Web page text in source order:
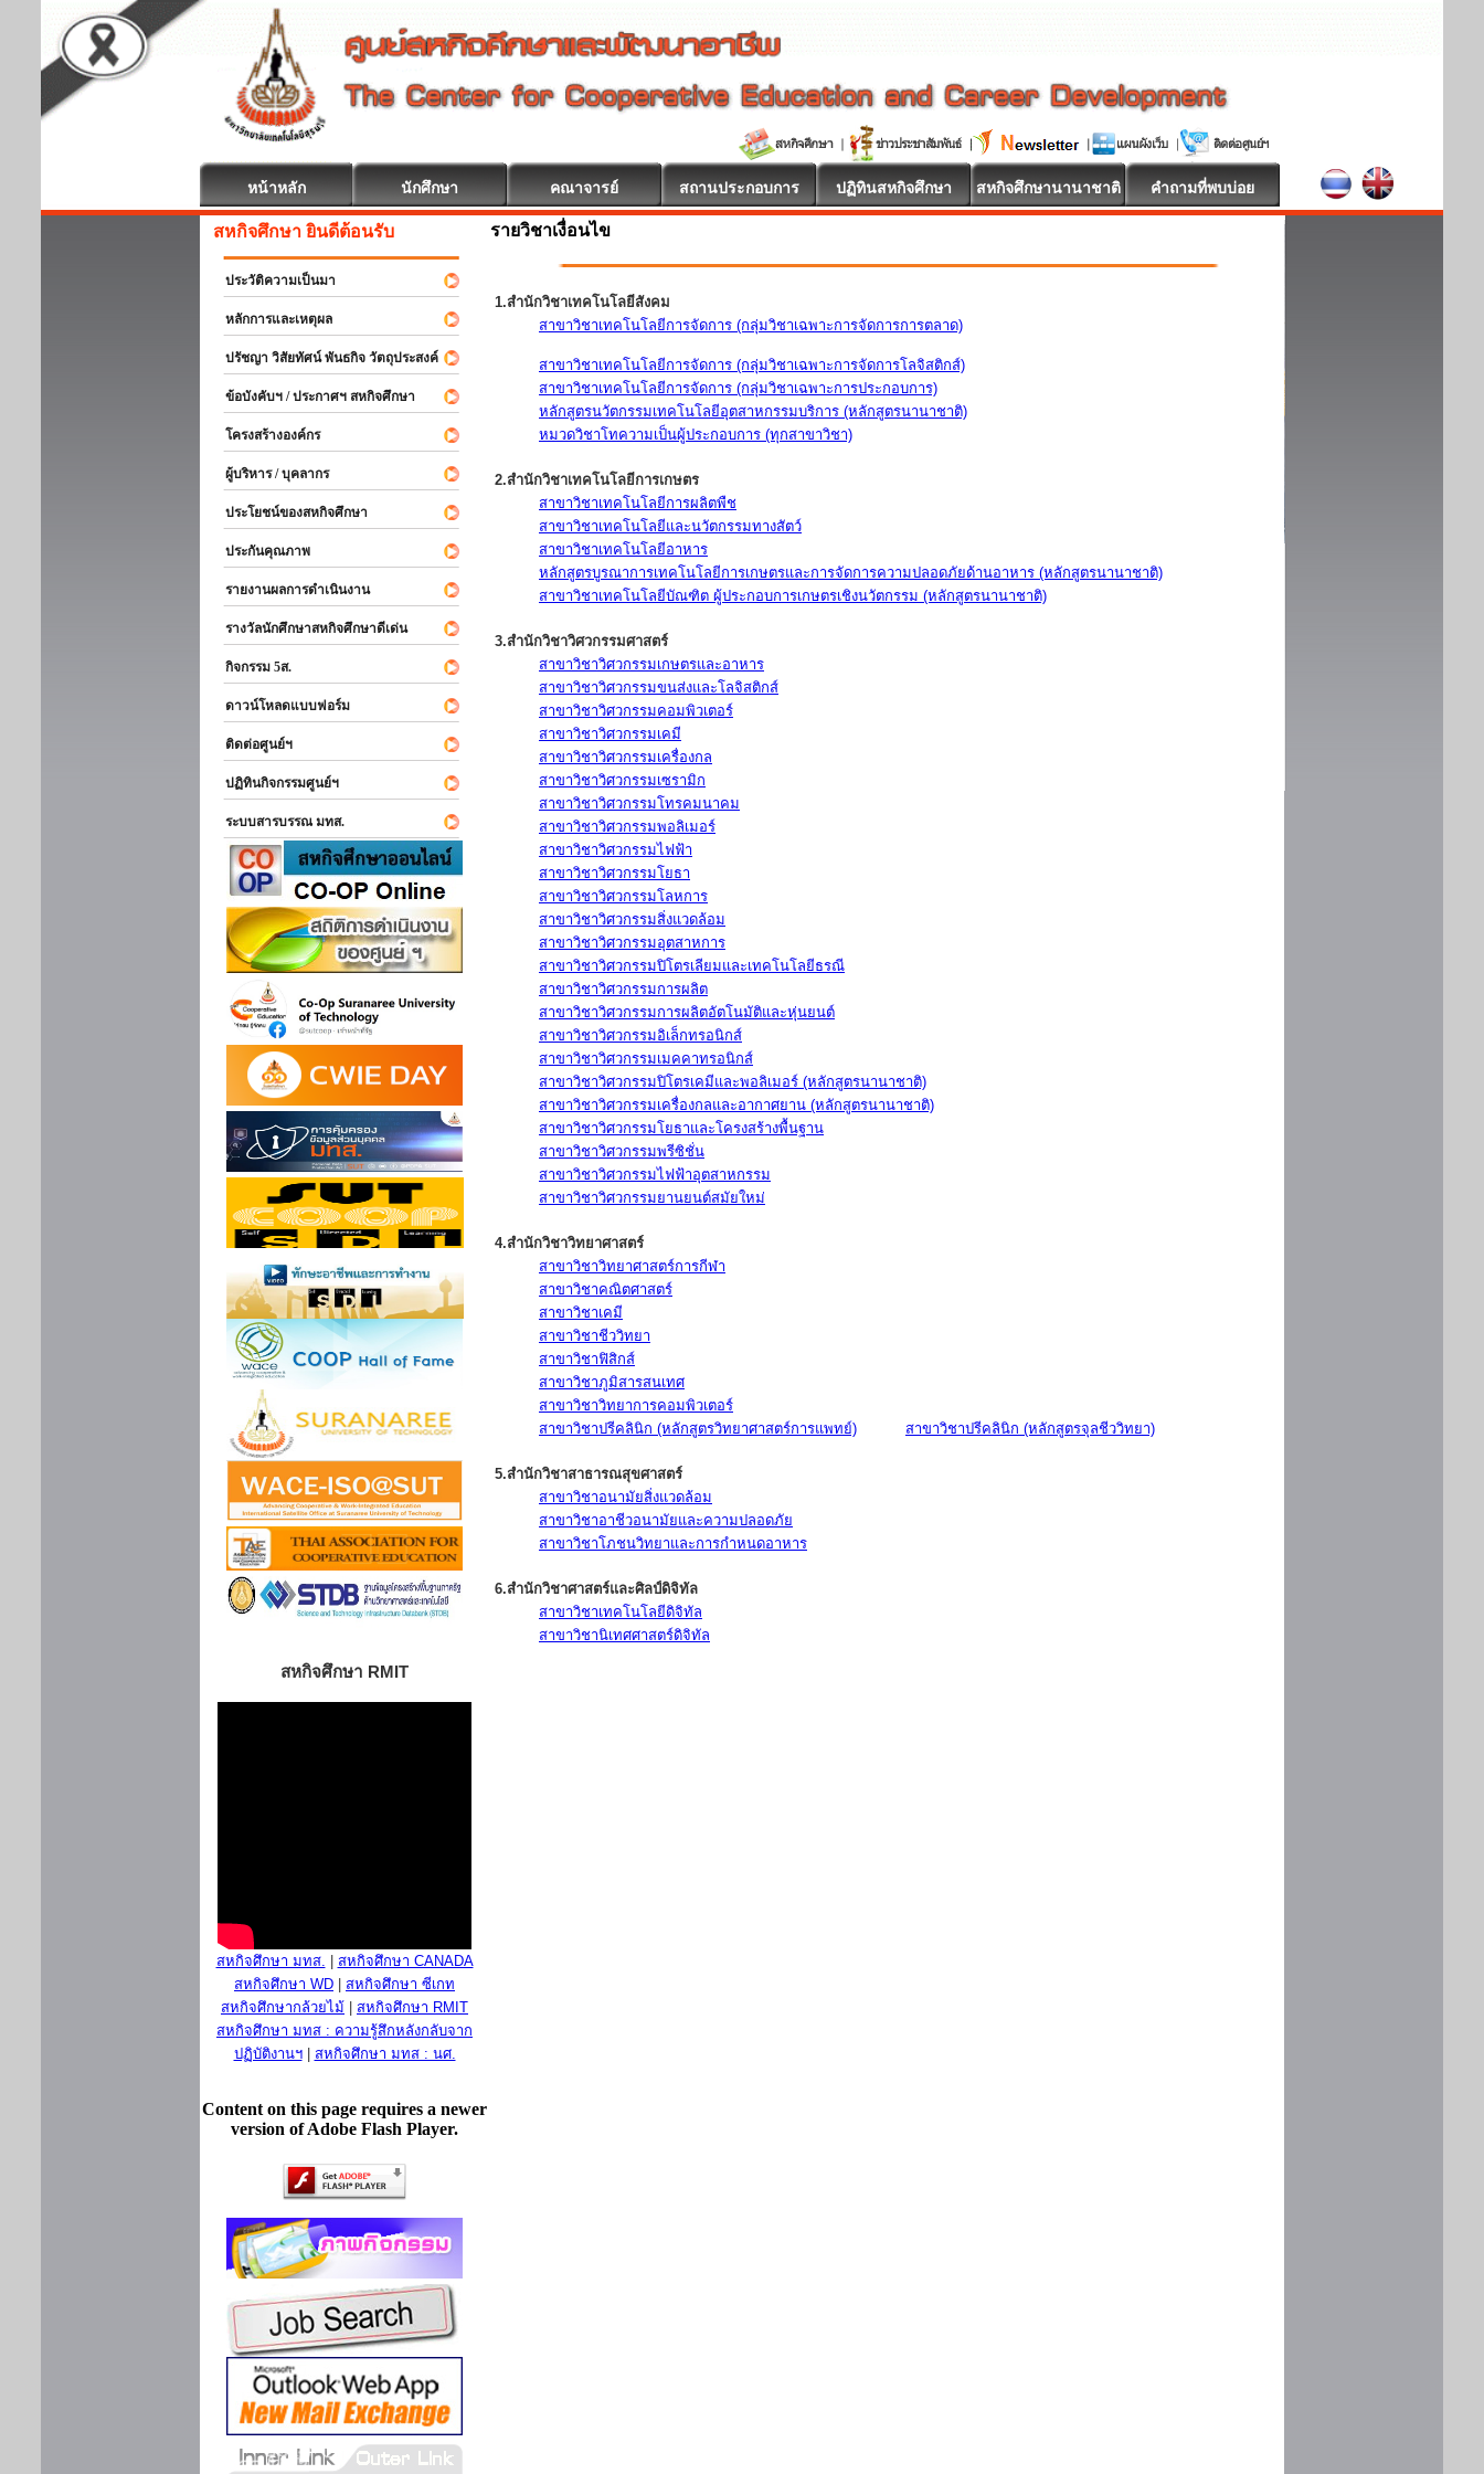
หน้าหลัก นักศึกษา คณาจารย์ สถานประกอบการ ปฏิทินสหกิจศึกษา สหกิจศึกษานานาชาติ คำถามที่พบบ่อย
สหกิจศึกษา ยินดีต้อนรับ
ประวัติความเป็นมา
หลักการและเหตุผล
ปรัชญา วิสัยทัศน์ พันธกิจ วัตถุประสงค์
ข้อบังคับฯ / ประกาศฯ สหกิจศึกษา
โครงสร้างองค์กร
ผู้บริหาร / บุคลากร
ประโยชน์ของสหกิจศึกษา
ประกันคุณภาพ
รายงานผลการดำเนินงาน
รางวัลนักศึกษาสหกิจศึกษาดีเด่น
กิจกรรม 5ส.
ดาวน์โหลดแบบฟอร์ม
ติดต่อศูนย์ฯ
ปฏิทินกิจกรรมศูนย์ฯ
ระบบสารบรรณ มทส.
สหกิจศึกษา RMIT
สหกิจศึกษา มทส.
สหกิจศึกษา CANADA
สหกิจศึกษา WD
สหกิจศึกษา ซีเกท
สหกิจศึกษากล้วยไม้
สหกิจศึกษา RMIT
สหกิจศึกษา มทส : ความรู้สึกหลังกลับจาก
ปฏิบัติงานฯ| สหกิจศึกษา มทส : นศ.
Content on this page requires a newer
version of Adobe Flash Player.
รายวิชาเงื่อนไข
1.สำนักวิชาเทคโนโลยีสังคม
สาขาวิชาเทคโนโลยีการจัดการ (กลุ่มวิชาเฉพาะการจัดการการตลาด)
สาขาวิชาเทคโนโลยีการจัดการ (กลุ่มวิชาเฉพาะการจัดการโลจิสติกส์)
สาขาวิชาเทคโนโลยีการจัดการ (กลุ่มวิชาเฉพาะการประกอบการ)
หลักสูตรนวัตกรรมเทคโนโลยีอุตสาหกรรมบริการ (หลักสูตรนานาชาติ)
หมวดวิชาโทความเป็นผู้ประกอบการ (ทุกสาขาวิชา)
2.สำนักวิชาเทคโนโลยีการเกษตร
สาขาวิชาเทคโนโลยีการผลิตพืช
สาขาวิชาเทคโนโลยีและนวัตกรรมทางสัตว์
สาขาวิชาเทคโนโลยีอาหาร
หลักสูตรบูรณาการเทคโนโลยีการเกษตรและการจัดการความปลอดภัยด้านอาหาร (หลักสูตรนานาชาติ)
สาขาวิชาเทคโนโลยีบัณฑิต ผู้ประกอบการเกษตรเชิงนวัตกรรม (หลักสูตรนานาชาติ)
3.สำนักวิชาวิศวกรรมศาสตร์
สาขาวิชาวิศวกรรมเกษตรและอาหาร
สาขาวิชาวิศวกรรมขนส่งและโลจิสติกส์
สาขาวิชาวิศวกรรมคอมพิวเตอร์
สาขาวิชาวิศวกรรมเคมี
สาขาวิชาวิศวกรรมเครื่องกล
สาขาวิชาวิศวกรรมเซรามิก
สาขาวิชาวิศวกรรมโทรคมนาคม
สาขาวิชาวิศวกรรมพอลิเมอร์
สาขาวิชาวิศวกรรมไฟฟ้า
สาขาวิชาวิศวกรรมโยธา
สาขาวิชาวิศวกรรมโลหการ
สาขาวิชาวิศวกรรมสิ่งแวดล้อม
สาขาวิชาวิศวกรรมอุตสาหการ
สาขาวิชาวิศวกรรมปิโตรเลียมและเทคโนโลยีธรณี
สาขาวิชาวิศวกรรมการผลิต
สาขาวิชาวิศวกรรมการผลิตอัตโนมัติและหุ่นยนต์
สาขาวิชาวิศวกรรมอิเล็กทรอนิกส์
สาขาวิชาวิศวกรรมเมคคาทรอนิกส์
สาขาวิชาวิศวกรรมปิโตรเคมีและพอลิเมอร์ (หลักสูตรนานาชาติ)
สาขาวิชาวิศวกรรมเครื่องกลและอากาศยาน (หลักสูตรนานาชาติ)
สาขาวิชาวิศวกรรมโยธาและโครงสร้างพื้นฐาน
สาขาวิชาวิศวกรรมพรีซิชั่น
สาขาวิชาวิศวกรรมไฟฟ้าอุตสาหกรรม
สาขาวิชาวิศวกรรมยานยนต์สมัยใหม่
4.สำนักวิชาวิทยาศาสตร์
สาขาวิชาวิทยาศาสตร์การกีฬา
สาขาวิชาคณิตศาสตร์
สาขาวิชาเคมี
สาขาวิชาชีววิทยา
สาขาวิชาฟิสิกส์
สาขาวิชาภูมิสารสนเทศ
สาขาวิชาวิทยาการคอมพิวเตอร์
สาขาวิชาปรีคลินิก (หลักสูตรวิทยาศาสตร์การแพทย์)
สาขาวิชาปรีคลินิก (หลักสูตรจุลชีววิทยา)
5.สำนักวิชาสาธารณสุขศาสตร์
สาขาวิชาอนามัยสิ่งแวดล้อม
สาขาวิชาอาชีวอนามัยและความปลอดภัย
สาขาวิชาโภชนวิทยาและการกำหนดอาหาร
6.สำนักวิชาศาสตร์และศิลป์ดิจิทัล
สาขาวิชาเทคโนโลยีดิจิทัล
สาขาวิชานิเทศศาสตร์ดิจิทัล